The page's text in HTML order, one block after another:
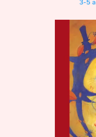
Bibliothèque
Contes d'ici et d'ailleurs
Fable, mythe, littérature
3-5